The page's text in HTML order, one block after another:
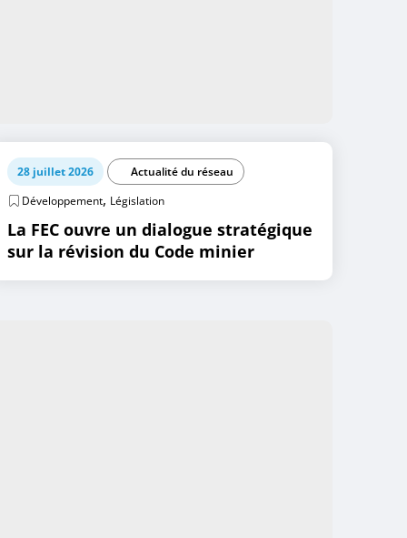
28 juillet 2026
Actualité du réseau
Développement, Législation
La FEC ouvre un dialogue stratégique
sur la révision du Code minier